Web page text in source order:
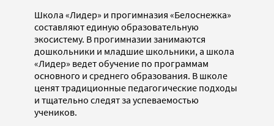
Школа «Лидер» и прогимназия «Белоснежка»
составляют единую образовательную
экосистему. В прогимназии занимаются
дошколь­ники и младшие школьники, а школа
«Лидер» ведет обучение по программам
основного и среднего образования. В школе
ценят традиционные педагогические подходы
и тщательно следят за успеваемостью
учеников.